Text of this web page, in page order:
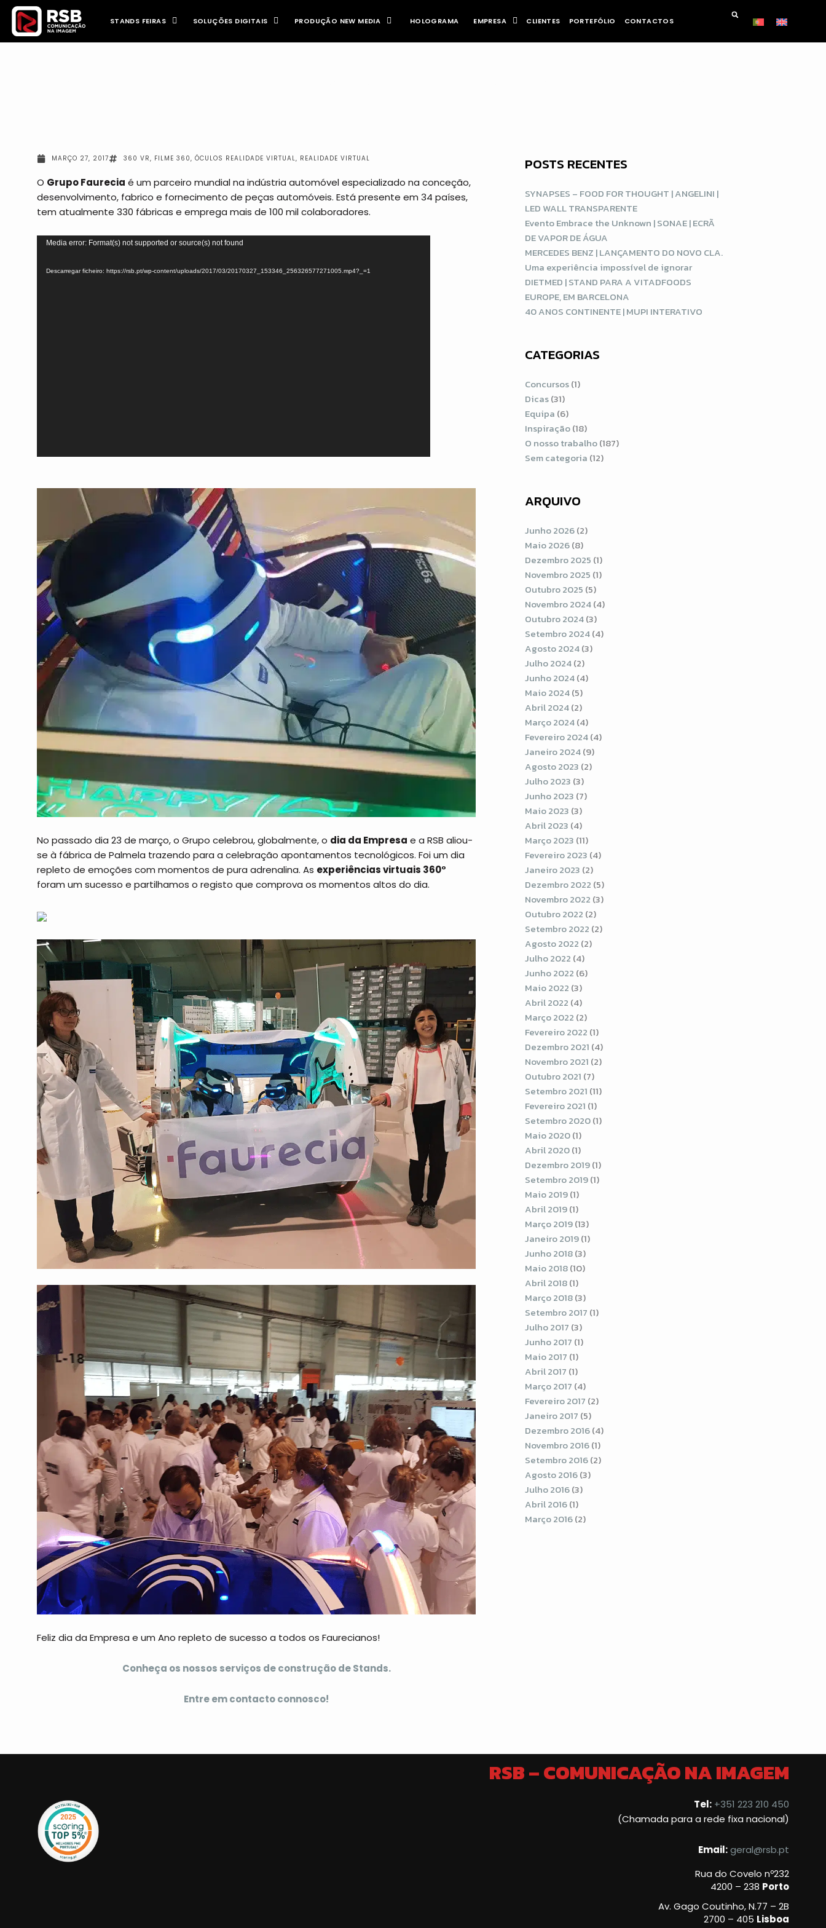
Skip
content
STANDS FEIRAS SOLUÇÕES DIGITAIS PRODUÇÃO NEW MEDIA HOLOGRAMA EMPRESA CLIENTES PORTEFÓLIO CONTACTOS
O NOSSO TRABALHO
MARÇO 27, 2017 360 VR, FILME 360, ÓCULOS REALIDADE VIRTUAL, REALIDADE VIRTUAL
O Grupo Faurecia é um parceiro mundial na indústria automóvel especializado na conceção,
desenvolvimento, fabrico e fornecimento de peças automóveis. Está presente em 34 países,
tem atualmente 330 fábricas e emprega mais de 100 mil colaboradores.
Reprodutor
vídeo
Media error: Format(s) not supported or source(s) not found
Descarregar ficheiro: https://rsb.pt/wp-content/uploads/2017/03/20170327_153346_256326577271005.mp4?_=1
No passado dia 23 de março, o Grupo celebrou, globalmente, o dia da Empresa e a RSB aliou-
se à fábrica de Palmela trazendo para a celebração apontamentos tecnológicos. Foi um dia
repleto de emoções com momentos de pura adrenalina. As experiências virtuais 360°
foram um sucesso e partilhamos o registo que comprova os momentos altos do dia.
Feliz dia da Empresa e um Ano repleto de sucesso a todos os Faurecianos!
Conheça os nossos serviços de construção de Stands.
Entre em contacto connosco!
POSTS RECENTES
SYNAPSES – FOOD FOR THOUGHT | ANGELINI |
LED WALL TRANSPARENTE
Evento Embrace the Unknown | SONAE | ECRÃ
DE VAPOR DE ÁGUA
MERCEDES BENZ | LANÇAMENTO DO NOVO CLA.
Uma experiência impossível de ignorar
DIETMED | STAND PARA A VITADFOODS
EUROPE, EM BARCELONA
40 ANOS CONTINENTE | MUPI INTERATIVO
CATEGORIAS
Concursos(1)
Dicas(31)
Equipa (6)
Inspiração(18)
O nosso trabalho(187)
Sem categoria (12)
ARQUIVO
Junho 2026(2)
Maio 2026(8)
Dezembro 2025 (1)
Novembro 2025 (1)
Outubro 2025 (5)
Novembro 2024(4)
Outubro 2024(3)
Setembro 2024(4)
Agosto 2024(3)
Julho 2024(2)
Junho 2024(4)
Maio 2024(5)
Abril 2024(2)
Março 2024(4)
Fevereiro 2024(4)
Janeiro 2024(9)
Agosto 2023 (2)
Julho 2023 (3)
Junho 2023 (7)
Maio 2023 (3)
Abril 2023 (4)
Março 2023 (11)
Fevereiro 2023 (4)
Janeiro 2023 (2)
Dezembro 2022 (5)
Novembro 2022 (3)
Outubro 2022 (2)
Setembro 2022 (2)
Agosto 2022 (2)
Julho 2022 (4)
Junho 2022 (6)
Maio 2022 (3)
Abril 2022 (4)
Março 2022 (2)
Fevereiro 2022 (1)
Dezembro 2021 (4)
Novembro 2021 (2)
Outubro 2021 (7)
Setembro 2021 (11)
Fevereiro 2021 (1)
Setembro 2020(1)
Maio 2020(1)
Abril 2020(1)
Dezembro 2019(1)
Setembro 2019(1)
Maio 2019(1)
Abril 2019(1)
Março 2019(13)
Janeiro 2019(1)
Junho 2018(3)
Maio 2018(10)
Abril 2018(1)
Março 2018(3)
Setembro 2017 (1)
Julho 2017 (3)
Junho 2017 (1)
Maio 2017 (1)
Abril 2017 (1)
Março 2017 (4)
Fevereiro 2017 (2)
Janeiro 2017 (5)
Dezembro 2016(4)
Novembro 2016(1)
Setembro 2016(2)
Agosto 2016(3)
Julho 2016(3)
Abril 2016(1)
Março 2016(2)
RSB – COMUNICAÇÃO NA IMAGEM
Tel: +351 223 210 450
(Chamada para a rede fixa nacional)
Email:geral@rsb.pt
Rua do Covelo nº232
4200 – 238 Porto
Av. Gago Coutinho, N.77 – 2B
2700 – 405 Lisboa